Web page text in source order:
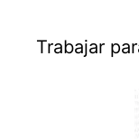
Trabajar